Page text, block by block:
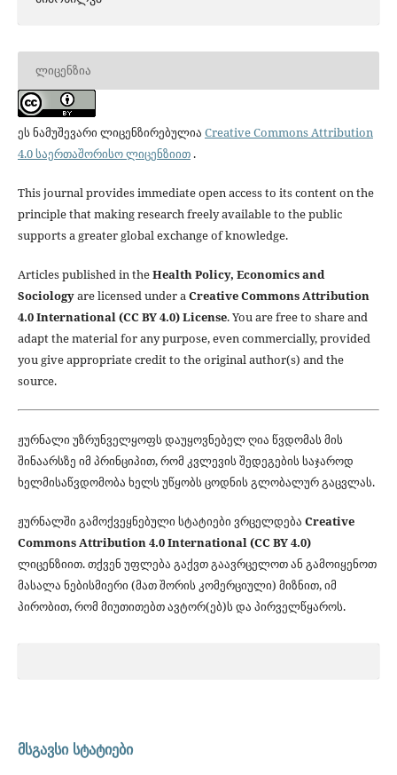
ᲚᲘᲪᲔᲜᲖᲘᲐ
ეს ნამუშევარი ლიცენზირებულია Creative Commons Attribution
4.0 საერთაშორისო ლიცენზიით.
This journal provides immediate open access to its content on the
principle that making research freely available to the public
supports a greater global exchange of knowledge.
Articles published in theHealth Policy, Economics and
Sociologyare licensed under aCreative Commons Attribution
4.0 International (CC BY 4.0) License. You are free to share and
adapt the material for any purpose, even commercially, provided
you give appropriate credit to the original author(s) and the
source.
ჟურნალი უზრუნველყოფს დაუყოვნებელ ღია წვდომას მის
შინაარსზე იმ პრინციპით, რომ კვლევის შედეგების საჯაროდ
ხელმისაწვდომობა ხელს უწყობს ცოდნის გლობალურ გაცვლას.
ჟურნალში გამოქვეყნებული სტატიები ვრცელდება Creative
Commons Attribution 4.0 International (CC BY 4.0)
ლიცენზიით. თქვენ უფლება გაქვთ გაავრცელოთ ან გამოიყენოთ
მასალა ნებისმიერი (მათ შორის კომერციული) მიზნით, იმ
პირობით, რომ მიუთითებთ ავტორ(ებ)ს და პირველწყაროს.
მსგავსი სტატიები